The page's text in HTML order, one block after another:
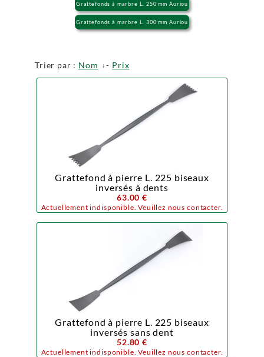
Grattefonds à marbre L. 250 mm Auriou
Grattefonds à marbre L. 300 mm Auriou
Trier par : Nom - Prix
Grattefond à pierre L. 225 biseaux
inversés à dents
63.00 €
Actuellement indisponible. Veuillez nous contacter.
Grattefond à pierre L. 225 biseaux
inversés sans dent
52.80 €
Actuellement indisponible. Veuillez nous contacter.